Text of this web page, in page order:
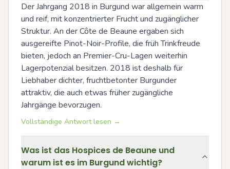
Der Jahrgang 2018 in Burgund war allgemein warm
und reif, mit konzentrierter Frucht und zugänglicher
Struktur. An der Côte de Beaune ergaben sich
ausgereifte Pinot-Noir-Profile, die früh Trinkfreude
bieten, jedoch an Premier-Cru-Lagen weiterhin
Lagerpotenzial besitzen. 2018 ist deshalb für
Liebhaber dichter, fruchtbetonter Burgunder
attraktiv, die auch etwas früher zugängliche
Jahrgänge bevorzugen.
Vollständige Antwort lesen →
Was ist das Hospices de Beaune und
warum ist es im Burgund wichtig?